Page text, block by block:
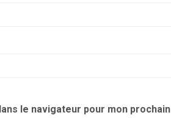
le navigateur pour mon prochain